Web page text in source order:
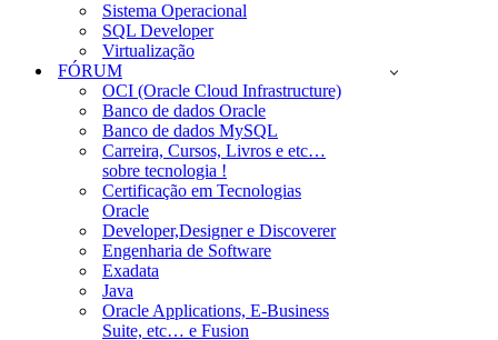
Sistema Operacional
SQL Developer
Virtualização
FÓRUM
OCI (Oracle Cloud Infrastructure)
Banco de dados Oracle
Banco de dados MySQL
Carreira, Cursos, Livros e etc…
sobre tecnologia !
Certificação em Tecnologias
Oracle
Developer,Designer e Discoverer
Engenharia de Software
Exadata
Java
Oracle Applications, E-Business
Suite, etc… e Fusion